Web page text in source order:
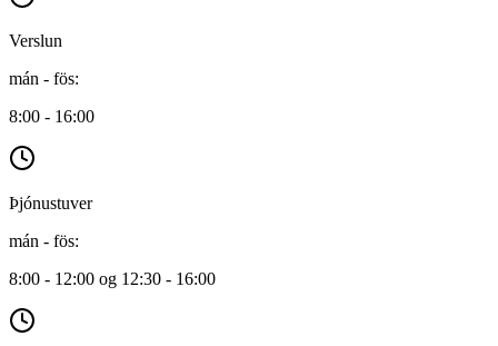
Verslun
mán - fös:
8:00 - 16:00
Þjónustuver
mán - fös:
8:00 - 12:00 og 12:30 - 16:00